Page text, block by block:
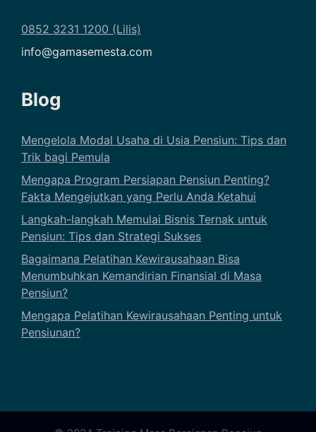
0852 3231 1200 (Lilis)
info@gamasemesta.com
Blog
Mengelola Modal Usaha di Usia Pensiun: Tips dan
Trik bagi Pemula
Mengapa Program Persiapan Pensiun Penting?
Fakta Mengejutkan yang Perlu Anda Ketahui
Langkah-langkah Memulai Bisnis Ternak untuk
Pensiun: Tips dan Strategi Sukses
Bagaimana Pelatihan Kewirausahaan Bisa
Menumbuhkan Kemandirian Finansial di Masa
Pensiun?
Mengapa Pelatihan Kewirausahaan Penting untuk
Pensiunan?